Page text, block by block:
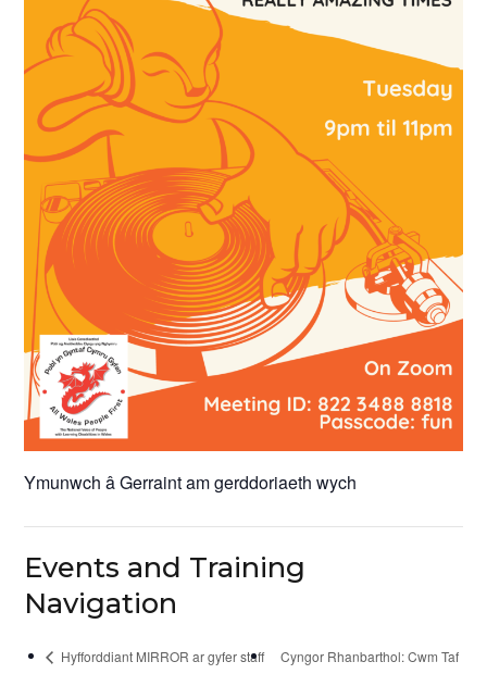
Ymunwch â Gerraint am gerddoriaeth wych
Events and Training
Navigation
Hyfforddiant MIRROR ar gyfer staff
Cyngor Rhanbarthol: Cwm Taf